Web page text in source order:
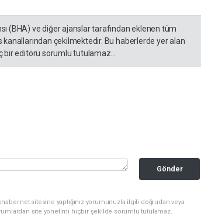
(BHA) ve diğer ajanslar tarafından eklenen tüm
çekilmektedir. Bu haberlerde yer alan
editörü sorumlu tutulamaz...
Gönder
sitesine yaptığınız yorumunuzla ilgili doğrudan veya
site yönetimi hiçbir şekilde sorumlu tutulamaz.